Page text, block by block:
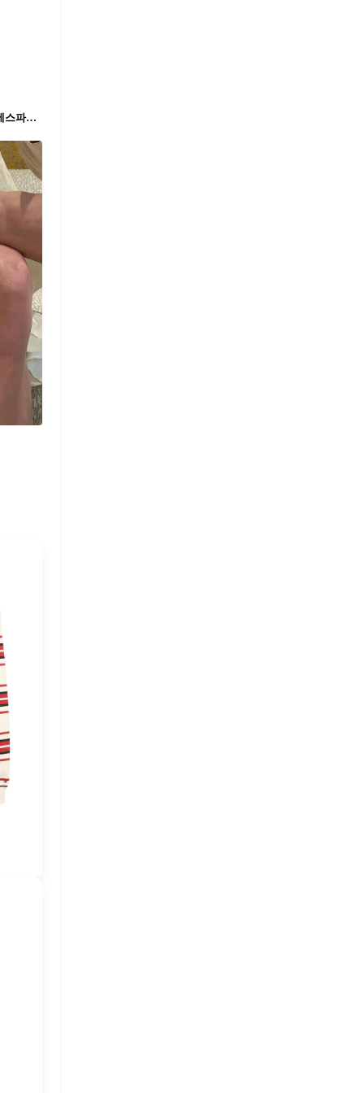
카리나의 최근 애착 시계❓ 최근 컴백한 에스파의 카리나는 다양한 유튜브 채널에 출연하며 활발한 활동을 이어가고 있는데요. 그중에서도 카리나의 손목에 공통적으로 등장한 시계가 포착됐습니다. 바로 까르띠에 시계였는데요. 그녀가 착용한 모델이 정확히 공개되진 않았지만, 유사한 라인은 탱크 루이 까르띠에 워치로 알려져 있습니다. 크지 않은 사이즈 덕분에 은은하게 포인트 아이템 역할을 톡톡히 해준 이 시계의 자세한 정보는 아래에서 확인해보세요.✨ 1. 까르띠에, 탱크 루이 까르띠에 워치, 1,240만 원